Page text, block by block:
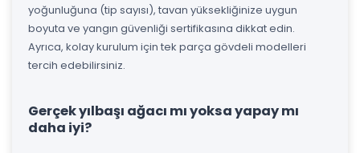
yoğunluğuna (tip sayısı), tavan yüksekliğinize uygun
boyuta ve yangın güvenliği sertifikasına dikkat edin.
Ayrıca, kolay kurulum için tek parça gövdeli modelleri
tercih edebilirsiniz.
Gerçek yılbaşı ağacı mı yoksa yapay mı
daha iyi?